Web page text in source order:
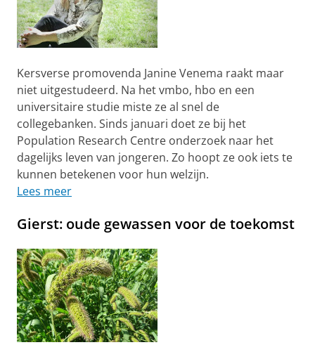
Kersverse promovenda Janine Venema raakt maar
niet uitgestudeerd. Na het vmbo, hbo en een
universitaire studie miste ze al snel de
collegebanken. Sinds januari doet ze bij het
Population Research Centre onderzoek naar het
dagelijks leven van jongeren. Zo hoopt ze ook iets te
kunnen betekenen voor hun welzijn.
Lees meer
Gierst: oude gewassen voor de toekomst